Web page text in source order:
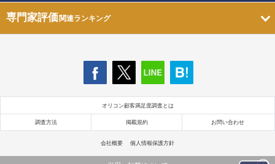
専門家評価関連ランキング
オリコン顧客満足度調査とは
調査方法 掲載規約 お問い合わせ
会社概要 個人情報保護方針